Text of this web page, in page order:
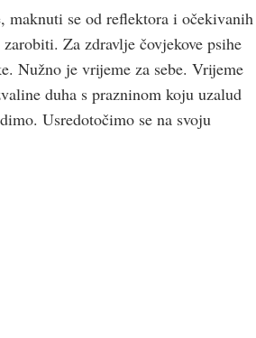
maknuti se od reflektora i očekivanih
Za zdravlje čovjekove psihe
Nužno je vrijeme za sebe. Vrijeme
duha s prazninom koju uzalud
Usredotočimo se na svoju